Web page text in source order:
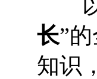
以
长”
知识